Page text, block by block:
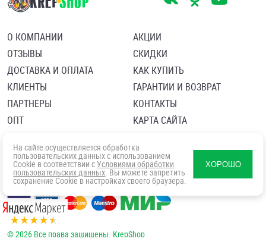
О КОМПАНИИ
ОТЗЫВЫ
ДОСТАВКА И ОПЛАТА
КЛИЕНТЫ
ПАРТНЕРЫ
ОПТ
АКЦИИ
СКИДКИ
КАК КУПИТЬ
ГАРАНТИИ И ВОЗВРАТ
КОНТАКТЫ
КАРТА САЙТА
Политика в отношении обработки персональных данных
Согласие посетителя сайта на обработку персональных данны
© 2026 Все права защищены. KrepShop
На сайте осуществляется обработка
пользовательских данных с использованием
Cookie в соответствии с Условиями обработки
пользовательских данных. Вы можете запретить
сохранение Cookie в настройках своего браузера.
ХОРОШО